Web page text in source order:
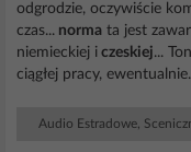
odgrodzie, oczywiście
czas... norma ta jest
niemieckiej i czeskiej...
ciągłej pracy,
Audio Estradowe,